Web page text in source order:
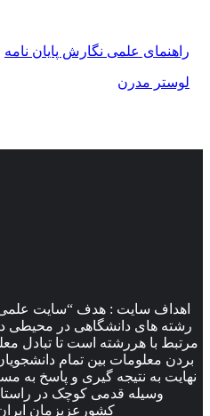
راهنمای علمی نگارش پایان نامه
لوستر مدرن
اهداف سایت : هدف “سایت علمی
رشته های دانشگاهی در محیطی
مرتبط با هررشته است تا تبادل
بردن معلومات بین تمام
نهایت به نتیجه گیری و پاسخ به
وسیله قدمی کوچک در
کشورعزیزمان